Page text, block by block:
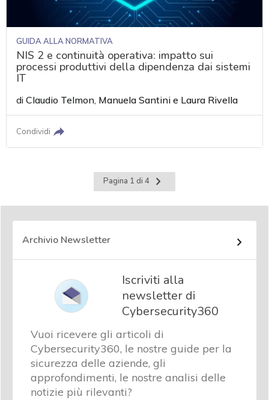
GUIDA ALLA NORMATIVA
NIS 2 e continuità operativa: impatto sui
processi produttivi della dipendenza dai sistemi
IT
diClaudio Telmon, Manuela Santini e Laura Rivella
Condividi
Pagina 1 di 4
Pagina
successiva
Archivio Newsletter
Iscriviti alla
newsletter di
Cybersecurity360
Vuoi ricevere gli articoli di
Cybersecurity360, le nostre guide per la
sicurezza delle aziende, gli
approfondimenti, le nostre analisi delle
notizie più rilevanti?